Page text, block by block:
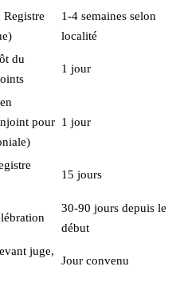
Registre
1-4 semaines selon
localité
du
1 jour
pour 1 jour
15 jours
30-90 jours depuis le
début
juge,
Jour convenu